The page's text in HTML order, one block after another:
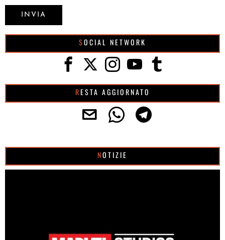
SOCIAL NETWORK
RESTA AGGIORNATO
NOTIZIE